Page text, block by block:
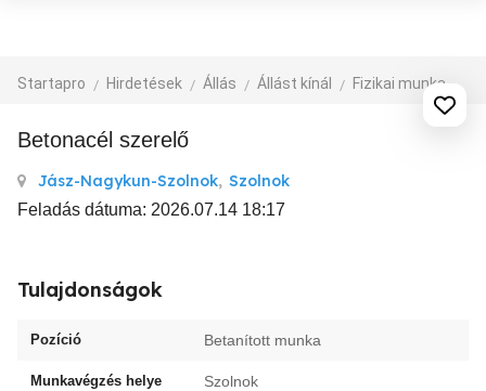
Startapro Hirdetések Állás Állást kínál Fizikai munka, segédmunka
Betonacél szerelő
Jász-Nagykun-Szolnok, Szolnok
Feladás dátuma: 2026.07.14 18:17
Tulajdonságok
Pozíció Betanított munka
Munkavégzés helye Szolnok